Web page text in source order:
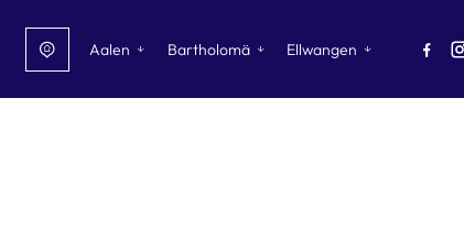
Aalen Bartholomä Ellwangen